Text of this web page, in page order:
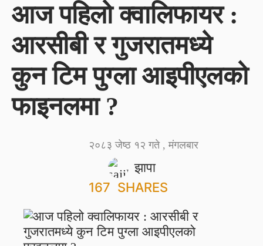
आज पहिलो क्वालिफायर :
आरसीबी र गुजरातमध्ये
कुन टिम पुग्ला आइपीएलको
फाइनलमा ?
झापा
२०८३ जेष्ठ १२ गते , मंगलबार
167 SHARES